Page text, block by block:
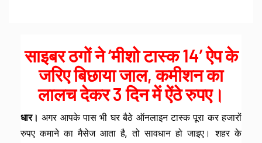
साइबर ठगों ने ‘मीशो टास्क 14’ ऐप के
जरिए बिछाया जाल, कमीशन का
लालच देकर 3 दिन में ऐंठे रुपए।
धार। अगर आपके पास भी घर बैठे ऑनलाइन टास्क पूरा कर हजारों
रुपए कमाने का मैसेज आता है, तो सावधान हो जाइए। शहर के